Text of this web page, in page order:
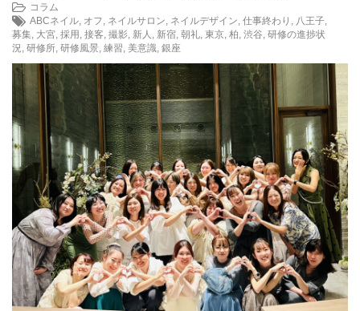
v
i
g
o
n
v
i
a
t
i
o
n
コラム
ABCネイル, オフ, ネイルサロン, ネイルデザイン, 仕事終わり , 八王子,
募集, 大宮, 採用 , 接客, 撮影, 新人 , 新宿, 朝礼, 東京, 柏, 渋谷, 研修の進捗状
況, 研修所, 研修風景, 練習, 美意識, 銀座